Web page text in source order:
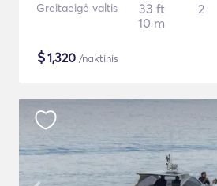
Greitaeigė valtis
33 ft
10 m
2
$1,320 /naktinis